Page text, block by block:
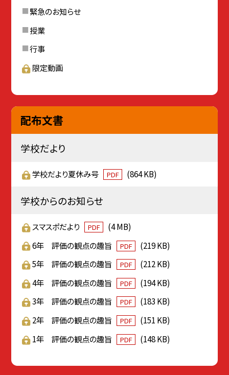
緊急のお知らせ
授業
行事
限定動画
配布文書
学校だより
学校だより夏休み号 PDF (864 KB)
学校からのお知らせ
スマスポだより PDF
(4 MB)
6年 評価の観点の趣旨
PDF
(219 KB)
5年 評価の観点の趣旨
PDF
(212 KB)
4年 評価の観点の趣旨
PDF
(194 KB)
3年 評価の観点の趣旨
PDF
(183 KB)
2年 評価の観点の趣旨
PDF
(151 KB)
1年 評価の観点の趣旨
PDF (148 KB)